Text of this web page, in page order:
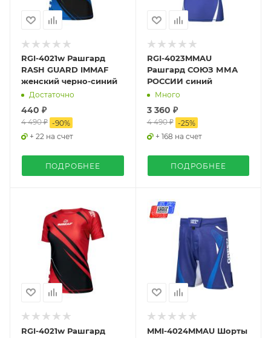
RGI-4021w Рашгард
RASH GUARD IMMAF
женский черно-синий
Достаточно
440 ₽
4 490 ₽ -90%
+ 22 на счет
ПОДРОБНЕЕ
RGI-4023MMAU
Рашгард СОЮЗ ММА
РОССИИ синий
Много
3 360 ₽
4 490 ₽ -25%
+ 168 на счет
ПОДРОБНЕЕ
RGI-4021w Рашгард
MMI-4024MMAU Шорты